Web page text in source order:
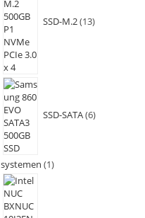
SSD-M.2 13
SSD-SATA 6
systemen 1